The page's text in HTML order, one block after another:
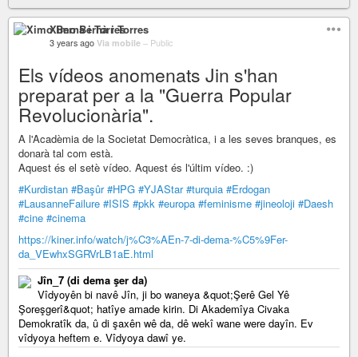
Ximo Bernà i Torres
3 years ago Via mobile – Public
Els vídeos anomenats Jin s'han
preparat per a la "Guerra Popular
Revolucionària".
A l'Acadèmia de la Societat Democràtica, i a les seves branques, es
donarà tal com està.
Aquest és el setè vídeo. Aquest és l'últim vídeo. :)
#Kurdistan #Başûr #HPG #YJAStar #turquia #Erdogan
#LausanneFailure #ISIS #pkk #europa #feminisme #jineoloji #Daesh
#cine #cinema
https://kiner.info/watch/j%C3%AEn-7-di-dema-%C5%9Fer-
da_VEwhxSGRVrLB1aE.html
Jîn_7 (di dema şer da)
⁣Vîdyoyên bi navê Jîn, ji bo waneya &quot;Şerê Gel Yê
Şoreşgerî&quot; hatîye amade kirin. Di Akademîya Civaka
Demokratîk da, û di şaxên wê da, dê wekî wane were dayîn. Ev
vîdyoya heftem e. Vîdyoya dawî ye.